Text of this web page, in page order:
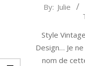
2023-
By: Julie
Style
Design… Je
nom de